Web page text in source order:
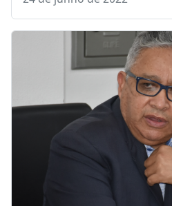
24 de junho de 2022